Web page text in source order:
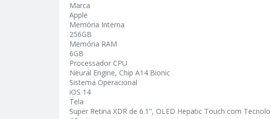
Marca
Apple
Memória Interna
256GB
Memória RAM
6GB
Processador CPU
Neural Engine, Chip A14 Bionic
Sistema Operacional
iOS 14
Tela
Super Retina XDR de 6.1", OLED Hepatic Touch com